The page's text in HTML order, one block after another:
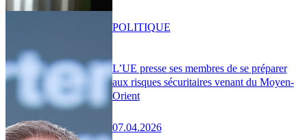
L’UE presse ses membres de se préparer
aux risques sécuritaires venant du Moyen-
Orient
07.04.2026
POLITIQUE